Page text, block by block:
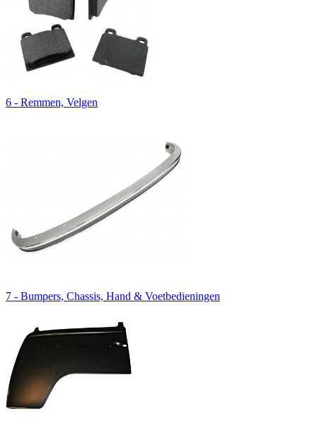
6 - Remmen, Velgen
7 - Bumpers, Chassis, Hand & Voetbedieningen